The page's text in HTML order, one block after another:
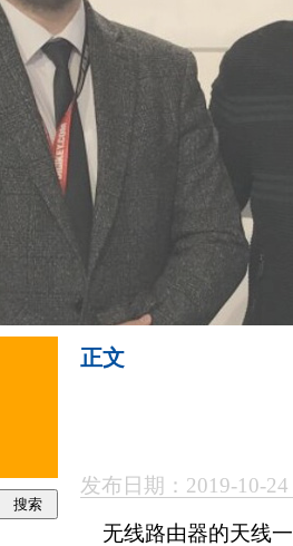
正文
发布日期：2019-10-
无线路由器的天线